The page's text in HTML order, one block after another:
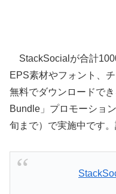
StackSocialが合計
EPS素材やフォント、
無料でダウンロードで
Bundle」プロモーショ
旬まで）で実施中です。